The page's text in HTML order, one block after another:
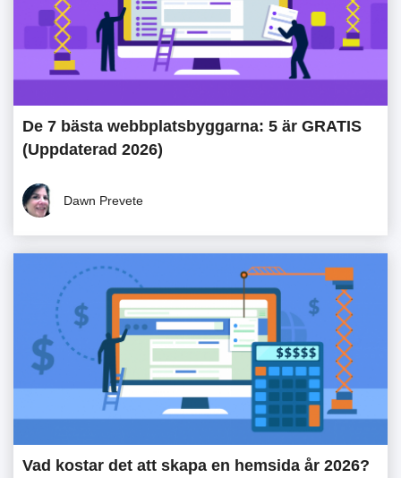
De 7 bästa webbplatsbyggarna: 5 är GRATIS
(Uppdaterad 2026)
Dawn Prevete
Vad kostar det att skapa en hemsida år 2026?